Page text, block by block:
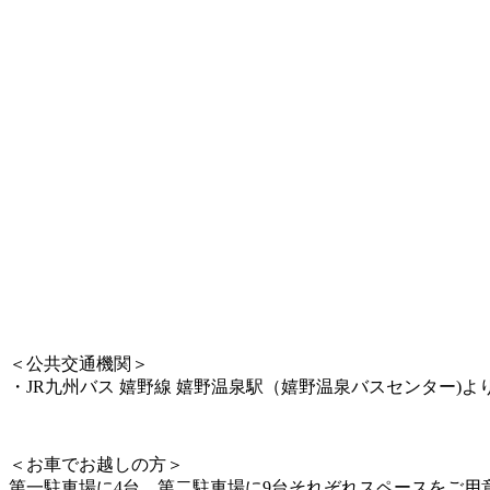
＜公共交通機関＞
・JR九州バス 嬉野線 嬉野温泉駅（嬉野温泉バスセンター)よ
＜お車でお越しの方＞